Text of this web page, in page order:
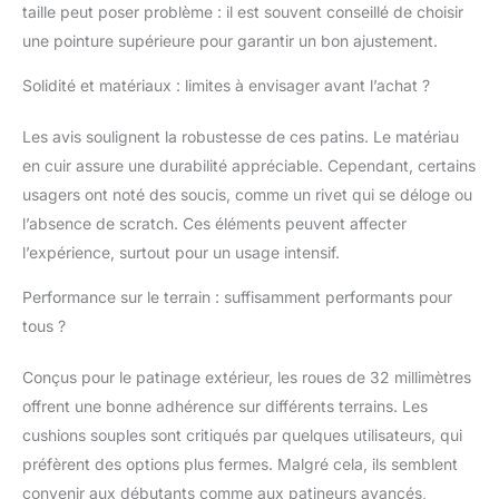
taille peut poser problème : il est souvent conseillé de choisir
une pointure supérieure pour garantir un bon ajustement.
Solidité et matériaux : limites à envisager avant l’achat ?
Les avis soulignent la robustesse de ces patins. Le matériau
en cuir assure une durabilité appréciable. Cependant, certains
usagers ont noté des soucis, comme un rivet qui se déloge ou
l’absence de scratch. Ces éléments peuvent affecter
l’expérience, surtout pour un usage intensif.
Performance sur le terrain : suffisamment performants pour
tous ?
Conçus pour le patinage extérieur, les roues de 32 millimètres
offrent une bonne adhérence sur différents terrains. Les
cushions souples sont critiqués par quelques utilisateurs, qui
préfèrent des options plus fermes. Malgré cela, ils semblent
convenir aux débutants comme aux patineurs avancés,